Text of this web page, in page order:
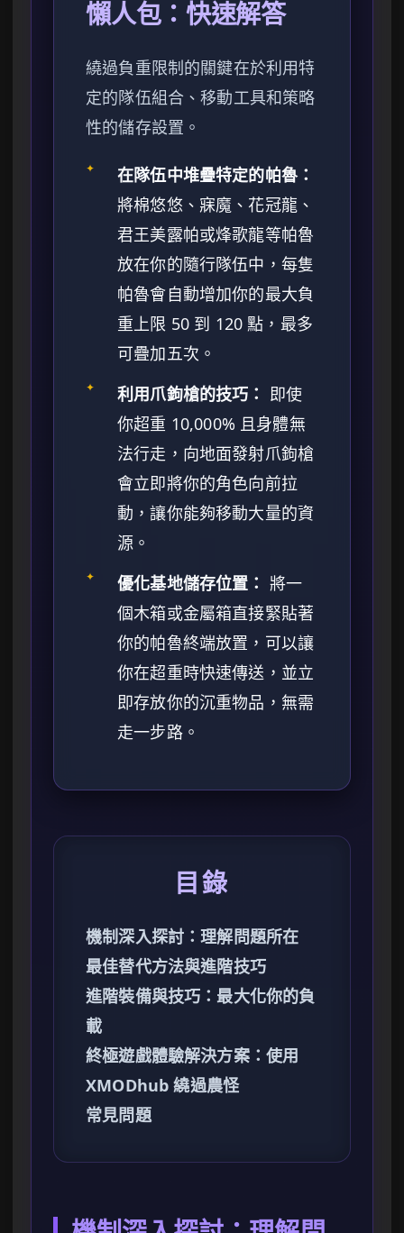
懶人包：快速解答
繞過負重限制的關鍵在於利用特
定的隊伍組合、移動工具和策略
性的儲存設置。
✦
在隊伍中堆疊特定的帕魯：
將棉悠悠、寐魔、花冠龍、
君王美露帕或烽歌龍等帕魯
放在你的隨行隊伍中，每隻
帕魯會自動增加你的最大負
重上限 50 到 120 點，最多
可疊加五次。
✦ 利用爪鉤槍的技巧： 即使
你超重 10,000% 且身體無
法行走，向地面發射爪鉤槍
會立即將你的角色向前拉
動，讓你能夠移動大量的資
源。
✦ 優化基地儲存位置： 將一
個木箱或金屬箱直接緊貼著
你的帕魯終端放置，可以讓
你在超重時快速傳送，並立
即存放你的沉重物品，無需
走一步路。
目錄
機制深入探討：理解問題所在
最佳替代方法與進階技巧
進階裝備與技巧：最大化你的負
載
終極遊戲體驗解決方案：使用
XMODhub 繞過農怪
常見問題